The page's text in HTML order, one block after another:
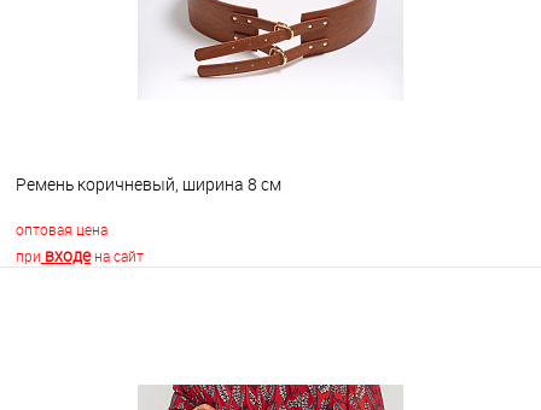
Ремень коричневый, ширина 8 см
оптовая цена
при входена сайт
В наличии